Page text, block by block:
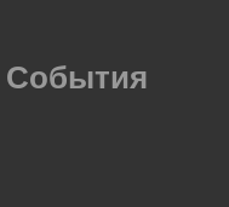
События